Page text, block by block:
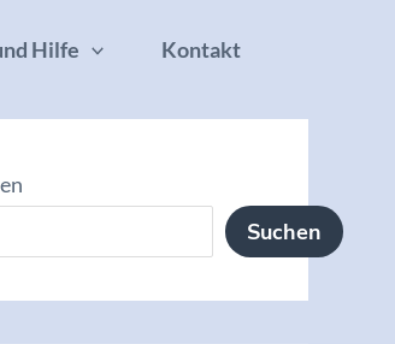
Hilfe Kontakt
Suchen